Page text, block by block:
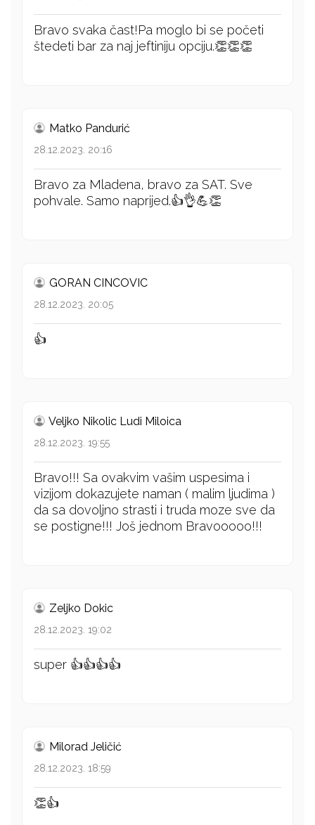
Bravo svaka čast!Pa moglo bi se početi
štedeti bar za naj jeftiniju opciju.👏👏👏
Matko Pandurić
28.12.2023. 20:16
Bravo za Mladena, bravo za SAT. Sve
pohvale. Samo naprijed.👍👌💪👏
GORAN CINCOVIC
28.12.2023. 20:05
👍
Veljko Nikolic Ludi Miloica
28.12.2023. 19:55
Bravo!!! Sa ovakvim vašim uspesima i
vizijom dokazujete naman ( malim ljudima )
da sa dovoljno strasti i truda moze sve da
se postigne!!! Još jednom Bravooooo!!!
Zeljko Dokic
28.12.2023. 19:02
super 👍👍👍👍
Milorad Jeličić
28.12.2023. 18:59
👏👍